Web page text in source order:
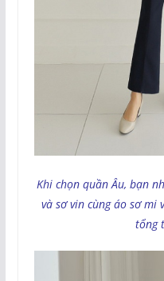
Khi chọn quần Âu, bạn
và sơ vin cùng áo sơ
tổng